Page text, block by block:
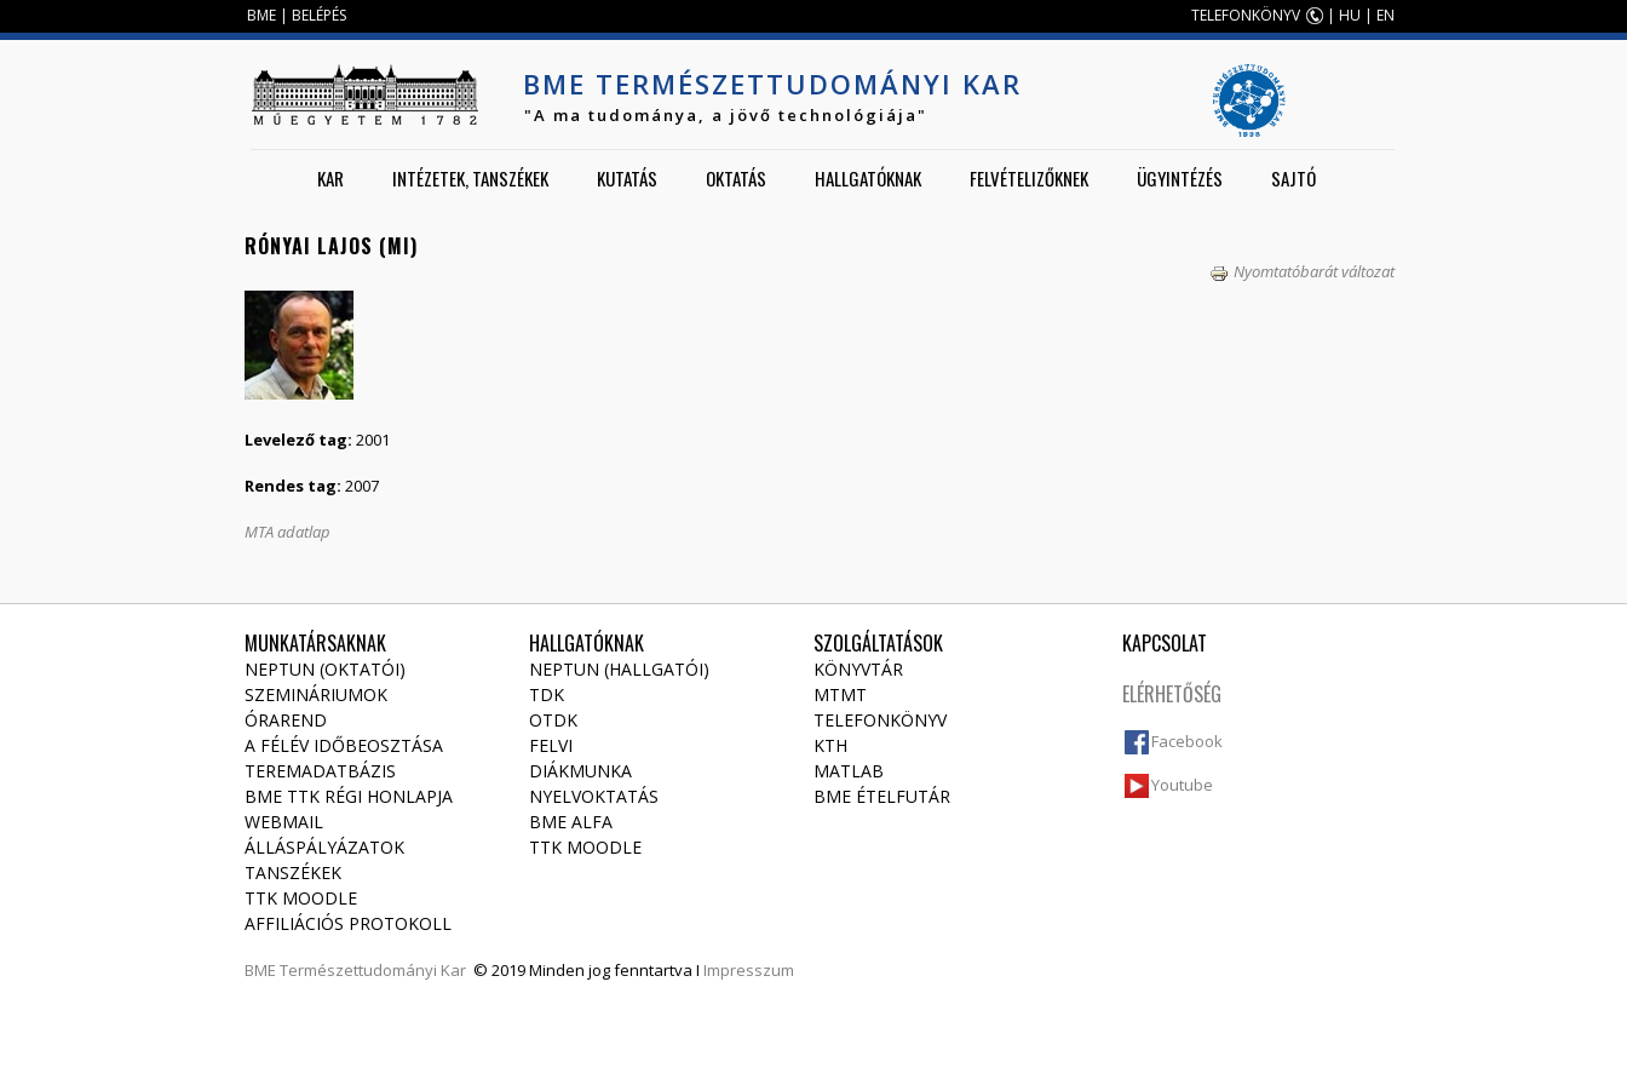
BME | BELÉPÉS TELEFONKÖNYV | HU | EN
BME TERMÉSZETTUDOMÁNYI KAR
"A ma tudománya, a jövő technológiája"
KAR INTÉZETEK, TANSZÉKEK KUTATÁS OKTATÁS HALLGATÓKNAK FELVÉTELIZŐKNEK ÜGYINTÉZÉS SAJTÓ
RÓNYAI LAJOS (MI)
Nyomtatóbarát változat
Levelező tag: 2001
Rendes tag: 2007
MTA adatlap
MUNKATÁRSAKNAK
NEPTUN (OKTATÓI)
SZEMINÁRIUMOK
ÓRAREND
A FÉLÉV IDŐBEOSZTÁSA
TEREMADATBÁZIS
BME TTK RÉGI HONLAPJA
WEBMAIL
ÁLLÁSPÁLYÁZATOK
TANSZÉKEK
TTK MOODLE
AFFILIÁCIÓS PROTOKOLL
BME Természettudományi Kar © 2019 Minden jog fenntartva I Impresszum
HALLGATÓKNAK
NEPTUN (HALLGATÓI)
TDK
OTDK
FELVI
DIÁKMUNKA
NYELVOKTATÁS
BME ALFA
TTK MOODLE
SZOLGÁLTATÁSOK
KÖNYVTÁR
MTMT
TELEFONKÖNYV
KTH
MATLAB
BME ÉTELFUTÁR
KAPCSOLAT
ELÉRHETŐSÉG
Facebook
Youtube